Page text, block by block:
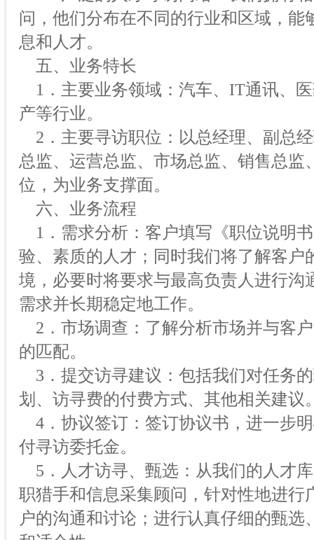
问，他们分布在不同的行业和区域，
息和人才。
五、业务特长
1．主要业务领域：汽车、IT通讯、
产等行业。
2．主要寻访职位：以总经理、副总
总监、运营总监、市场总监、销售总
位，为业务支撑面。
六、业务流程
1．需求分析：客户填写《职位说明
验、素质的人才；同时我们将了解客户
境，必要时将要求与最高负责人进行
需求并长期稳定地工作。
2．市场调查：了解分析市场并与客
的匹配。
3．提交访寻建议：包括我们对任务
划、访寻费的付费方式、其他相关建议
4．协议签订：签订协议书，进一步
付寻访委托金。
5．人才访寻、甄选：从我们的人才
职猎手和信息采集顾问，针对性地进
户的沟通和讨论；进行认真仔细的甄